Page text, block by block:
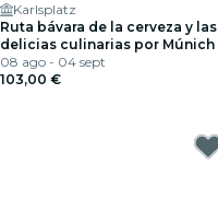
Karlsplatz
Ruta bávara de la cerveza y las
delicias culinarias por Múnich
08 ago - 04 sept
103,00 €